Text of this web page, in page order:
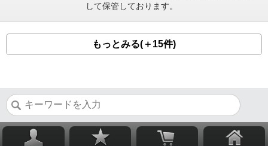
して保管しております。
もっとみる(＋15件)